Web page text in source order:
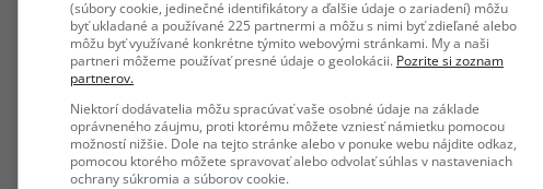
(súbory cookie, jedinečné identifikátory a ďalšie údaje o zariadení) môžu
byť ukladané a používané 225 partnermi a môžu s nimi byť zdieľané alebo
môžu byť využívané konkrétne týmito webovými stránkami. My a naši
partneri môžeme používať presné údaje o geolokácii. Pozrite si zoznam
partnerov.
Niektorí dodávatelia môžu spracúvať vaše osobné údaje na základe
oprávneného záujmu, proti ktorému môžete vzniesť námietku pomocou
možností nižšie. Dole na tejto stránke alebo v ponuke webu nájdite odkaz,
pomocou ktorého môžete spravovať alebo odvolať súhlas v nastaveniach
ochrany súkromia a súborov cookie.